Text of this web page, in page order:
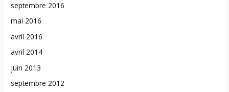
septembre 2016
mai 2016
avril 2016
avril 2014
juin 2013
septembre 2012